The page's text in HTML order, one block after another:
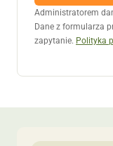
Administratorem
Dane z formularza
zapytanie. Polityka